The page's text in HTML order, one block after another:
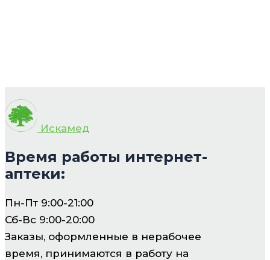
Искамед
Время работы интернет-
аптеки:
Пн-Пт 9:00-21:00
Сб-Вс 9:00-20:00
Заказы, оформленные в нерабочее
время, принимаются в работу на